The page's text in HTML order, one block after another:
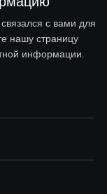
с вами для
нашу страницу
информации.